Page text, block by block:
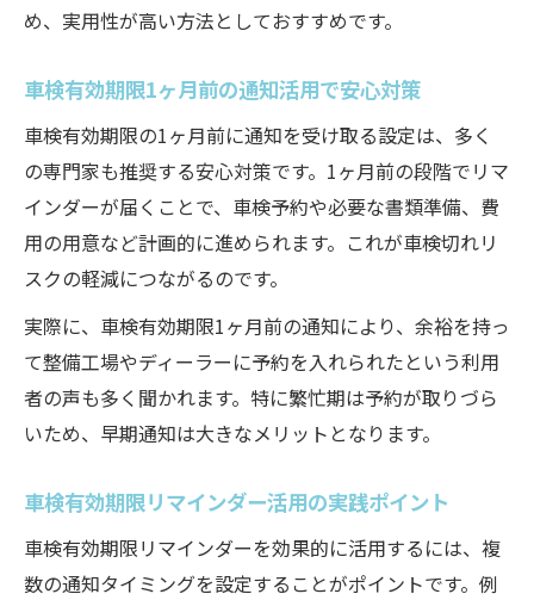
め、実用性が高い方法としておすすめです。
車検有効期限1ヶ月前の通知活用で安心対策
車検有効期限の1ヶ月前に通知を受け取る設定は、多く
の専門家も推奨する安心対策です。1ヶ月前の段階でリマ
インダーが届くことで、車検予約や必要な書類準備、費
用の用意など計画的に進められます。これが車検切れリ
スクの軽減につながるのです。
実際に、車検有効期限1ヶ月前の通知により、余裕を持っ
て整備工場やディーラーに予約を入れられたという利用
者の声も多く聞かれます。特に繁忙期は予約が取りづら
いため、早期通知は大きなメリットとなります。
車検有効期限リマインダー活用の実践ポイント
車検有効期限リマインダーを効果的に活用するには、複
数の通知タイミングを設定することがポイントです。例